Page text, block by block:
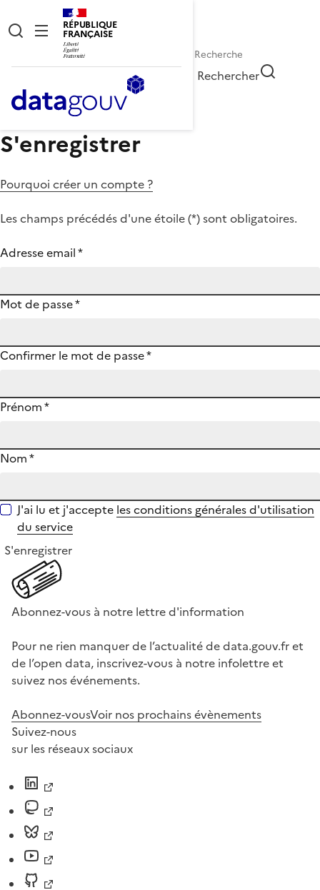
RÉPUBLIQUE
FRANÇAISE
Rechercher
S'enregistrer
Pourquoi créer un compte ?
Les champs précédés d'une étoile (*) sont obligatoires.
Adresse email*
Mot de passe*
Confirmer le mot de passe*
Prénom*
Nom*
J'ai lu et j'accepte les conditions générales d'utilisation
du service
S'enregistrer
Abonnez-vous à notre lettre d'information
Pour ne rien manquer de l’actualité de data.gouv.fr et
de l’open data, inscrivez-vous à notre infolettre et
suivez nos événements.
Abonnez-vousVoir nos prochains évènements
Suivez-nous
sur les réseaux sociaux